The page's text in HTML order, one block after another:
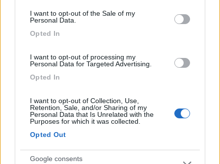
I want to opt-out of the Sale of my
Personal Data.
Opted In
I want to opt-out of processing my
Personal Data for Targeted Advertising.
Opted In
I want to opt-out of Collection, Use,
Retention, Sale, and/or Sharing of my
Personal Data that Is Unrelated with the
Purposes for which it was collected.
Opted Out
Google consents
Pagamento fino a 72 ore con CB a 6,40 euro/24h,
senza corrente e carico acqua (1 euro/70 lt),
scarico grigie e nere gratis. Complicato innesto
Fortunatamente esiste altro CS esterno con
moneta. Navetta per il paese e camping
municipale accanto. La struttura è fronte mare.
Gestione Posizione Prezzo Servizi
augustos